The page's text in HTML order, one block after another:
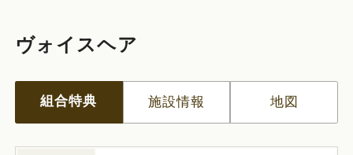
ヴォイスヘア
組合特典 施設情報 地図